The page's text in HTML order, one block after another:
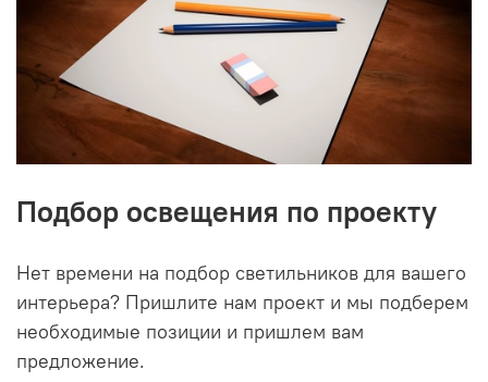
Подбор освещения по проекту
Нет времени на подбор светильников для вашего
интерьера? Пришлите нам проект и мы подберем
необходимые позиции и пришлем вам
предложение.